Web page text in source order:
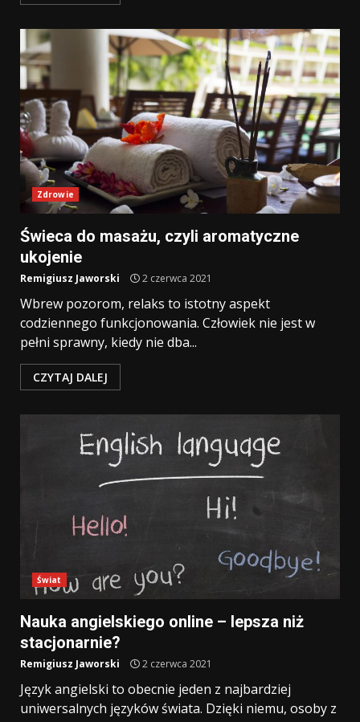
Zdrowie
Świeca do masażu, czyli aromatyczne
ukojenie
Remigiusz Jaworski 2 czerwca 2021
Wbrew pozorom, relaks to istotny aspekt
codziennego funkcjonowania. Człowiek nie jest w
pełni sprawny, kiedy nie dba...
CZYTAJ DALEJ
Świat
Nauka angielskiego online – lepsza niż
stacjonarnie?
Remigiusz Jaworski 2 czerwca 2021
Język angielski to obecnie jeden z najbardziej
uniwersalnych języków świata. Dzięki niemu, osoby z